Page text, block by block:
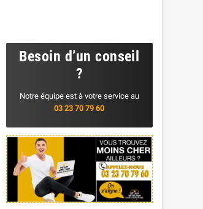
Besoin d’un conseil
?
Notre équipe est à votre service au
03 23 70 79 60